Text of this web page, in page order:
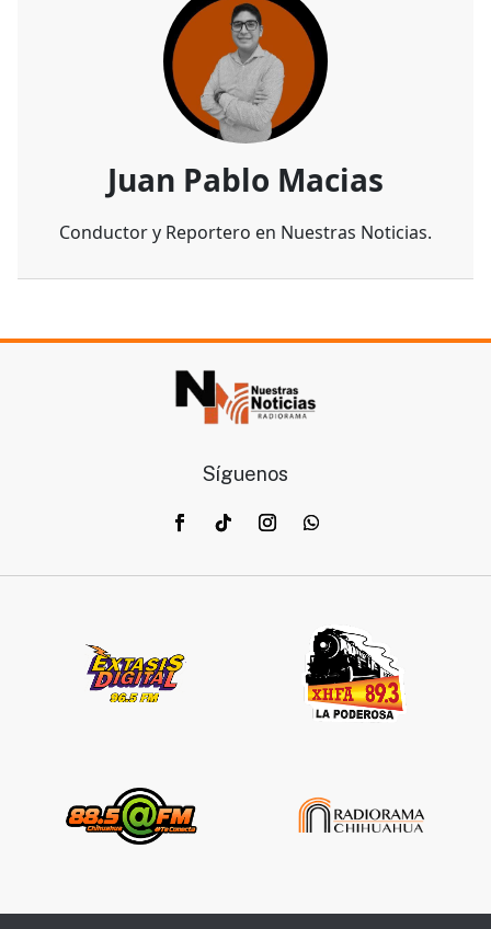
Juan Pablo Macias
Conductor y Reportero en Nuestras Noticias.
Síguenos